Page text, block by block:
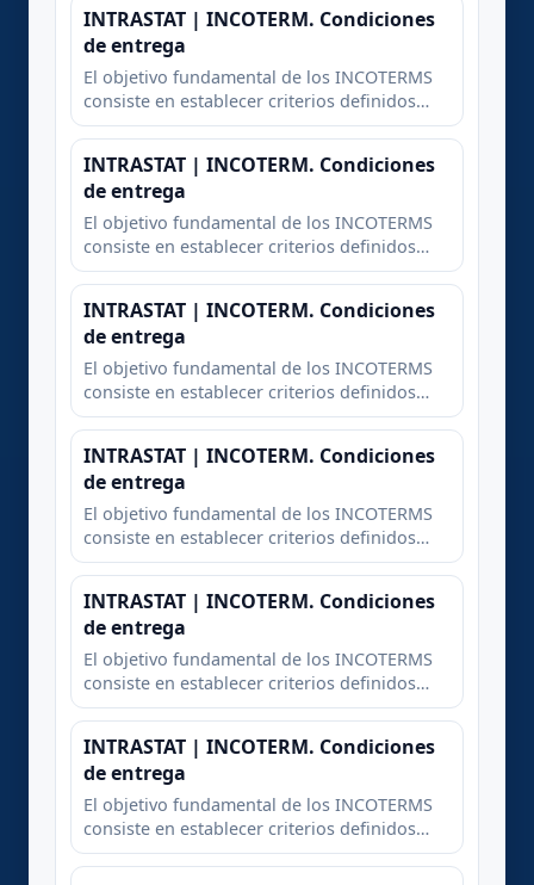
INTRASTAT | INCOTERM. Condiciones
de entrega
El objetivo fundamental de los INCOTERMS
consiste en establecer criterios definidos
sobre la distribución de los gastos y la
compradora y la parte vendedora en un
contrato de compraventa internacional.
INTRASTAT | INCOTERM. Condiciones
de entrega
El objetivo fundamental de los INCOTERMS
consiste en establecer criterios definidos
sobre la distribución de los gastos y la
compradora y la parte vendedora en un
contrato de compraventa internacional.
INTRASTAT | INCOTERM. Condiciones
de entrega
El objetivo fundamental de los INCOTERMS
consiste en establecer criterios definidos
sobre la distribución de los gastos y la
compradora y la parte vendedora en un
contrato de compraventa internacional.
INTRASTAT | INCOTERM. Condiciones
de entrega
El objetivo fundamental de los INCOTERMS
consiste en establecer criterios definidos
sobre la distribución de los gastos y la
compradora y la parte vendedora en un
contrato de compraventa internacional.
INTRASTAT | INCOTERM. Condiciones
de entrega
El objetivo fundamental de los INCOTERMS
consiste en establecer criterios definidos
sobre la distribución de los gastos y la
compradora y la parte vendedora en un
contrato de compraventa internacional.
INTRASTAT | INCOTERM. Condiciones
de entrega
El objetivo fundamental de los INCOTERMS
consiste en establecer criterios definidos
sobre la distribución de los gastos y la